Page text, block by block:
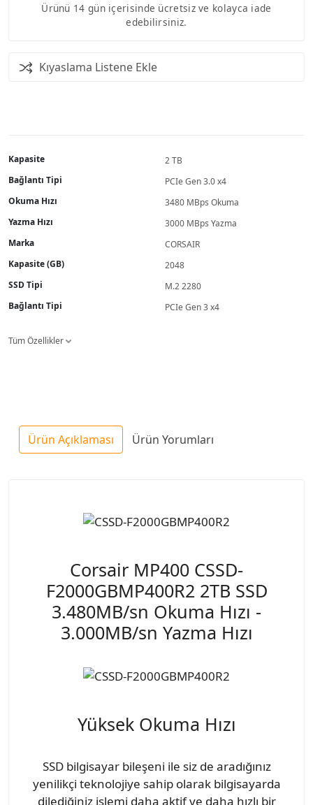
Ürünü 14 gün içerisinde ücretsiz ve kolayca iade
edebilirsiniz.
Kıyaslama Listene Ekle
Kapasite
2 TB
Bağlantı Tipi
PCIe Gen 3.0 x4
Okuma Hızı
3480 MBps Okuma
Yazma Hızı
3000 MBps Yazma
Marka
CORSAIR
Kapasite (GB)
2048
SSD Tipi
M.2 2280
Bağlantı Tipi
PCIe Gen 3 x4
Tüm Özellikler
Ürün Açıklaması Ürün Yorumları
Corsair MP400 CSSD-
F2000GBMP400R2 2TB SSD
3.480MB/sn Okuma Hızı -
3.000MB/sn Yazma Hızı
Yüksek Okuma Hızı
SSD bilgisayar bileşeni ile siz de aradığınız
yenilikçi teknolojiye sahip olarak bilgisayarda
dilediğiniz işlemi daha aktif ve daha hızlı bir